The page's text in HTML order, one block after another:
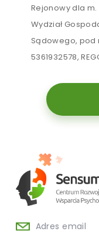
Rejonowy dla
Wydział
Sądowego, pod
5361932578,
Adres email